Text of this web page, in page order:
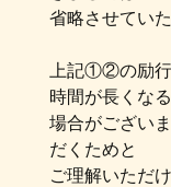
省略させてい
上記①②の励行
時間が長くなる
場合がござい
だくためと
ご理解いただ